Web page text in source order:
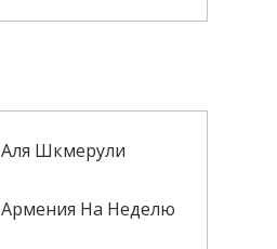
Аля Шкмерули
Армения На Неделю